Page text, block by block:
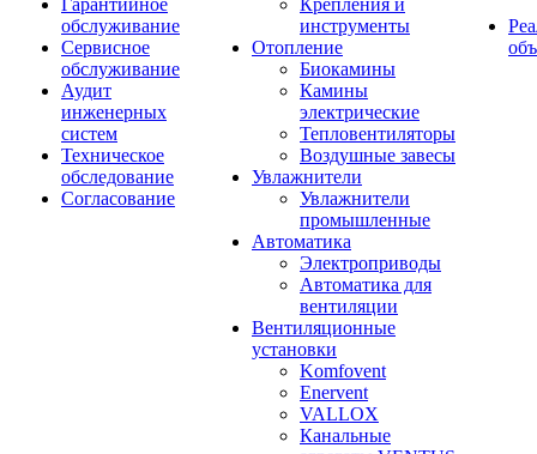
Гарантийное
обслуживание
Сервисное
обслуживание
Аудит
инженерных
систем
Техническое
обследование
Согласование
Крепления и
инструменты
Отопление
Биокамины
Камины
электрические
Тепловентиляторы
Воздушные завесы
Увлажнители
Увлажнители
промышленные
Автоматика
Электроприводы
Автоматика для
вентиляции
Вентиляционные
установки
Komfovent
Enervent
VALLOX
Канальные